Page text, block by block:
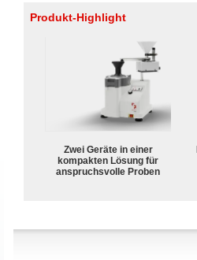
Produkt-Highlight
Zwei Geräte in einer
kompakten Lösung für
anspruchsvolle Proben